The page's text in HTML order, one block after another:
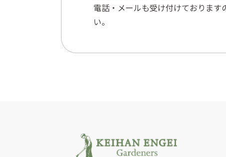
電話・メールも受け付けておりま
い。